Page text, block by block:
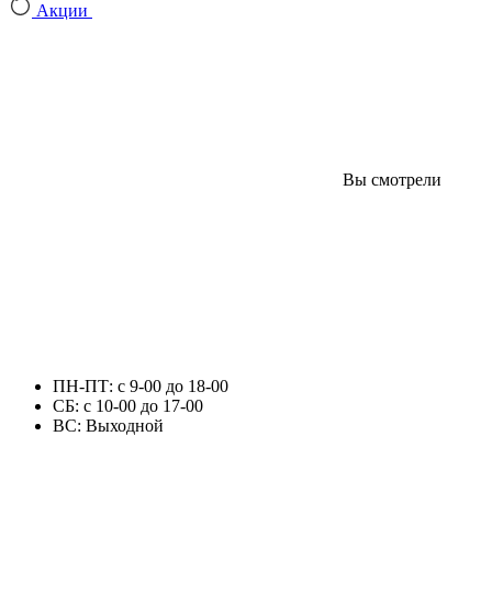
Акции
Вы смотрели
ПН-ПТ: с 9-00 до 18-00
СБ: с 10-00 до 17-00
ВС: Выходной